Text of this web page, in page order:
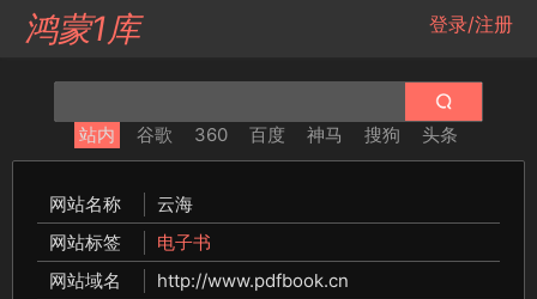
鸿蒙1库 登录/注册
站内 谷歌 360 百度 神马 搜狗 头条
网站名称
云海
网站标签
电子书
网站域名
http://www.pdfbook.cn